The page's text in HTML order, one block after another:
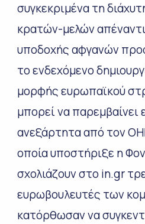
συγκεκριμένα τη
κρατών-μελών
υποδοχής αφγανών
το ενδεχόμενο
μορφής ευρωπαϊκού
μπορεί να παρεμβαίνει
ανεξάρτητα από τον
οποία υποστήριξε η
σχολιάζουν στο in.gr
ευρωβουλευτές των
κατόρθωσαν να